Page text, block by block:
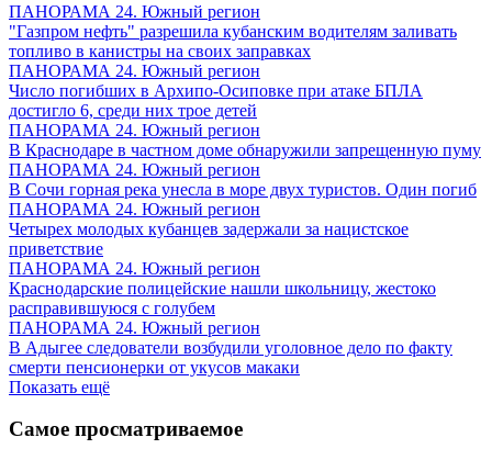
ПАНОРАМА 24. Южный регион
"Газпром нефть" разрешила кубанским водителям заливать
топливо в канистры на своих заправках
ПАНОРАМА 24. Южный регион
Число погибших в Архипо-Осиповке при атаке БПЛА
достигло 6, среди них трое детей
ПАНОРАМА 24. Южный регион
В Краснодаре в частном доме обнаружили запрещенную пуму
ПАНОРАМА 24. Южный регион
В Сочи горная река унесла в море двух туристов. Один погиб
ПАНОРАМА 24. Южный регион
Четырех молодых кубанцев задержали за нацистское
приветствие
ПАНОРАМА 24. Южный регион
Краснодарские полицейские нашли школьницу, жестоко
расправившуюся с голубем
ПАНОРАМА 24. Южный регион
В Адыгее следователи возбудили уголовное дело по факту
смерти пенсионерки от укусов макаки
Показать ещё
Самое просматриваемое